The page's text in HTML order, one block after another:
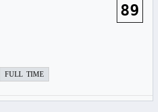
89
FULL TIME